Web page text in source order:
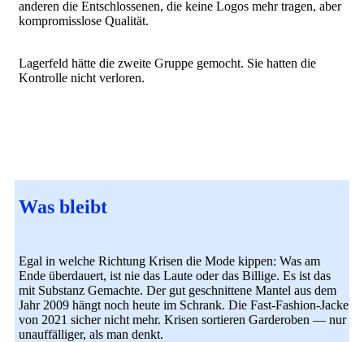
anderen die Entschlossenen, die keine Logos mehr tragen, aber
kompromisslose Qualität.
Lagerfeld hätte die zweite Gruppe gemocht. Sie hatten die
Kontrolle nicht verloren.
Was bleibt
Egal in welche Richtung Krisen die Mode kippen: Was am
Ende überdauert, ist nie das Laute oder das Billige. Es ist das
mit Substanz Gemachte. Der gut geschnittene Mantel aus dem
Jahr 2009 hängt noch heute im Schrank. Die Fast-Fashion-Jacke
von 2021 sicher nicht mehr. Krisen sortieren Garderoben — nur
unauffälliger, als man denkt.